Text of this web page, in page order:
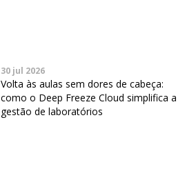
30 jul 2026
Volta às aulas sem dores de cabeça:
como o Deep Freeze Cloud simplifica a
gestão de laboratórios